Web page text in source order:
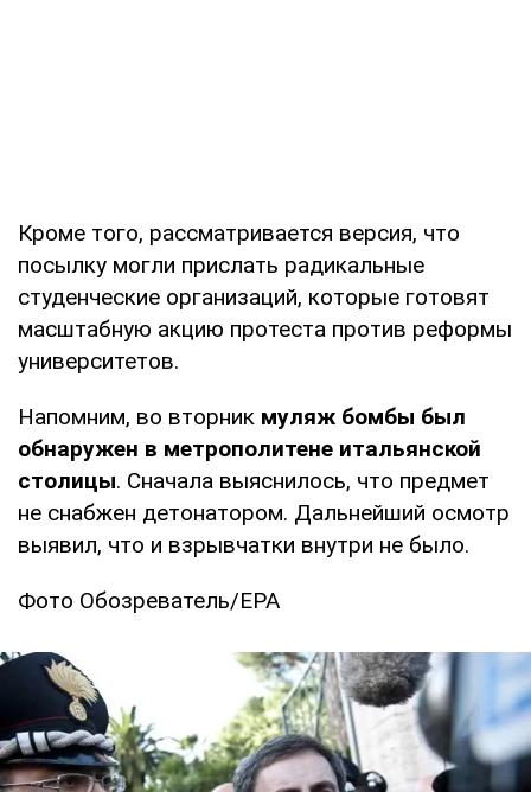
Кроме того, рассматривается версия, что
посылку могли прислать радикальные
студенческие организаций, которые готовят
масштабную акцию протеста против реформы
университетов.
Напомним, во вторник муляж бомбы был
обнаружен в метрополитене итальянской
столицы. Сначала выяснилось, что предмет
не снабжен детонатором. Дальнейший осмотр
выявил, что и взрывчатки внутри не было.
Фото Обозреватель/ЕРА